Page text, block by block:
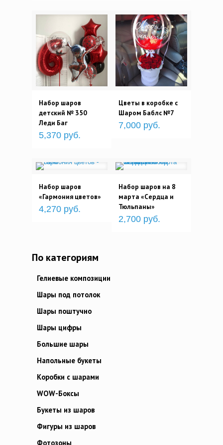
Набор шаров
детский № 350
Леди Баг
5,370 руб.
Цветы в коробке с
Шаром Баблс №7
7,000 руб.
Набор шаров
«Гармония цветов»
4,270 руб.
Набор шаров на 8
марта «Сердца и
Тюльпаны»
2,700 руб.
По категориям
Гелиевые композиции
Шары под потолок
Шары поштучно
Шары цифры
Большие шары
Напольные букеты
Коробки с шарами
WOW-Боксы
Букеты из шаров
Фигуры из шаров
Фотозоны